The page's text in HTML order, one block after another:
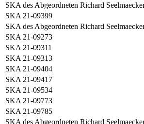
SKA des Abgeordneten Richard
SKA 21-09399
SKA des Abgeordneten Richard
SKA 21-09273
SKA 21-09311
SKA 21-09313
SKA 21-09404
SKA 21-09417
SKA 21-09534
SKA 21-09773
SKA 21-09785
SKA des Abgeordneten Richard